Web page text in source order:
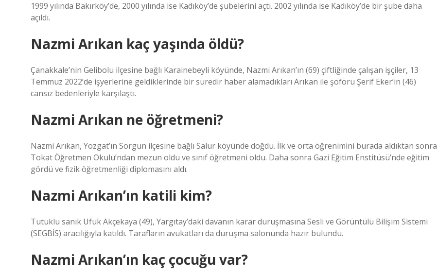
1999 yılında Bakırköy’de, 2000 yılında ise Kadıköy’de şubelerini açtı. 2002 yılında ise Kadıköy’de bir şube daha
açıldı.
Nazmi Arıkan kaç yaşında öldü?
Çanakkale’nin Gelibolu ilçesine bağlı Karainebeyli köyünde, Nazmi Arıkan’ın (69) çiftliğinde çalışan işçiler, 13
Temmuz 2022’de işyerlerine geldiklerinde bir süredir haber alamadıkları Arıkan ile şoförü Şerif Eker’in (46)
cansız bedenleriyle karşılaştı.
Nazmi Arıkan ne öğretmeni?
Nazmi Arıkan, Yozgat’ın Sorgun ilçesine bağlı Salur köyünde doğdu. İlk ve orta öğrenimini burada aldıktan sonra
Tokat Öğretmen Okulu’ndan mezun oldu ve sınıf öğretmeni oldu. Daha sonra Gazi Eğitim Enstitüsü’nde eğitim
gördü ve fizik öğretmenliği diplomasını aldı.
Nazmi Arıkan’ın katili kim?
Tutuklu sanık Ufuk Akçekaya (49), Yargıtay’daki davanın karar duruşmasına Sesli ve Görüntülü Bilişim Sistemi
(SEGBİS) aracılığıyla katıldı. Tarafların avukatları da duruşma salonunda hazır bulundu.
Nazmi Arıkan’ın kaç çocuğu var?